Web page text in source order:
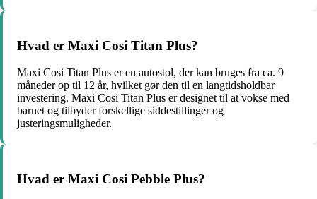
Hvad er Maxi Cosi Titan Plus?
Maxi Cosi Titan Plus er en autostol, der kan bruges fra ca. 9
måneder op til 12 år, hvilket gør den til en langtidsholdbar
investering. Maxi Cosi Titan Plus er designet til at vokse med
barnet og tilbyder forskellige siddestillinger og
justeringsmuligheder.
Hvad er Maxi Cosi Pebble Plus?